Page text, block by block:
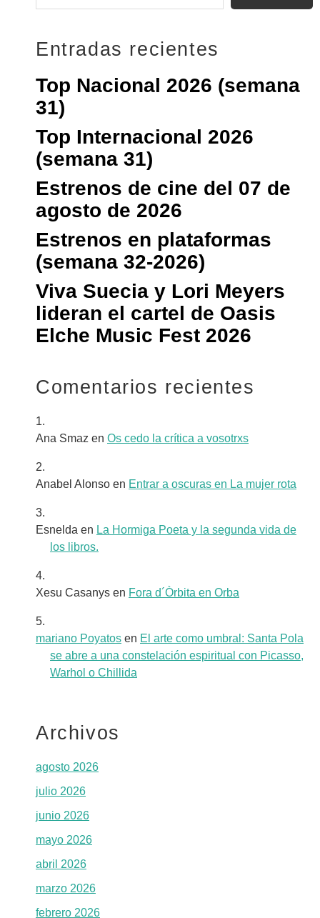
principal
Entradas recientes
Top Nacional 2026 (semana
31)
Top Internacional 2026
(semana 31)
Estrenos de cine del 07 de
agosto de 2026
Estrenos en plataformas
(semana 32-2026)
Viva Suecia y Lori Meyers
lideran el cartel de Oasis
Elche Music Fest 2026
Comentarios recientes
Ana Smaz en Os cedo la crítica a vosotrxs
Anabel Alonso en Entrar a oscuras en La mujer rota
Esnelda en La Hormiga Poeta y la segunda vida de
los libros.
Xesu Casanys en Fora d´Òrbita en Orba
mariano Poyatos en El arte como umbral: Santa Pola
se abre a una constelación espiritual con Picasso,
Warhol o Chillida
Archivos
agosto 2026
julio 2026
junio 2026
mayo 2026
abril 2026
marzo 2026
febrero 2026